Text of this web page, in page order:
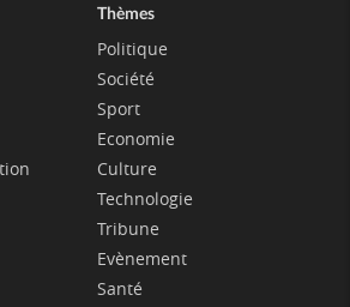
Thèmes
Politique
Société
Sport
Economie
Culture
Technologie
Tribune
Evènement
Santé